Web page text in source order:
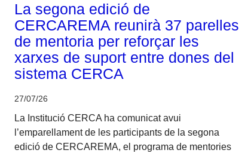
La segona edició de
CERCAREMA reunirà 37 parelles
de mentoria per reforçar les
xarxes de suport entre dones del
sistema CERCA
27/07/26
La Institució CERCA ha comunicat avui
l’emparellament de les participants de la segona
edició de CERCAREMA, el programa de mentories